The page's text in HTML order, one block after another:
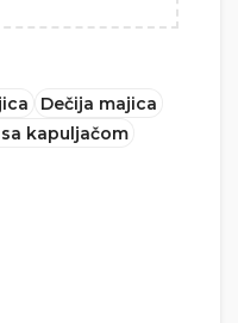
Dečija majica
kapuljačom